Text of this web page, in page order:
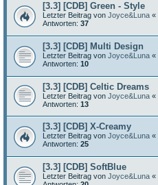
[3.3] [CDB] Green - Style
Letzter Beitrag von Joyce&Luna «
Antworten: 37
[3.3] [CDB] Multi Design
Letzter Beitrag von Joyce&Luna «
Antworten: 10
[3.3] [CDB] Celtic Dreams
Letzter Beitrag von Joyce&Luna «
Antworten: 13
[3.3] [CDB] X-Creamy
Letzter Beitrag von Joyce&Luna «
Antworten: 25
[3.3] [CDB] SoftBlue
Letzter Beitrag von Joyce&Luna «